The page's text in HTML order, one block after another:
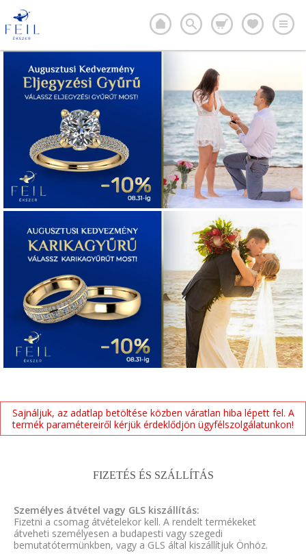
Sajnáljuk, az adatlap betöltése közben váratlan hiba lépett fel. A
termék paramétereiről kérjük érdeklődjön ügyfélszolgálatunkon!
FIZETÉS ÉS SZÁLLÍTÁS
Személyes átvétel vagy GLS kiszállítás:
Fizetni a csomag átvételekor kell. A rendelt termékeket
átveheti személyesen a budapesti vagy szegedi
bemutatótermünkben, vagy a GLS által kiszállítjuk Önhöz.